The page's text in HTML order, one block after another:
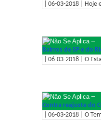
| 06-03-2018 | Hoje
–
Bairros de SP e do
| 06-03-2018 | O
–
Contra reajuste do
| 06-03-2018 | O